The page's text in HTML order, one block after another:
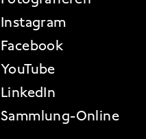
Instagram
Facebook
YouTube
LinkedIn
Sammlung-Online